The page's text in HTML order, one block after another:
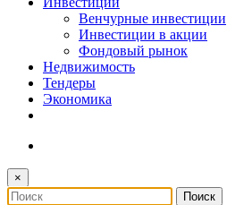
Венчурные инвестиции
Инвестиции в акции
Фондовый рынок
Недвижимость
Тендеры
Экономика
×